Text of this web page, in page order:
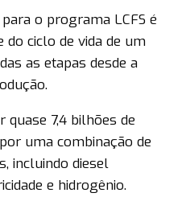
o programa LCFS é
do ciclo de vida de um
as etapas desde a
quase 7,4 bilhões de
uma combinação de
incluindo diesel
e hidrogênio.